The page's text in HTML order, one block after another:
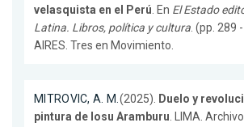
velasquista en el Perú. En El Estado
Latina. Libros, política y cultura. (pp. 289
AIRES. Tres en Movimiento.
MITROVIC, A. M.(2025). Duelo y
pintura de Iosu Aramburu. LIMA.